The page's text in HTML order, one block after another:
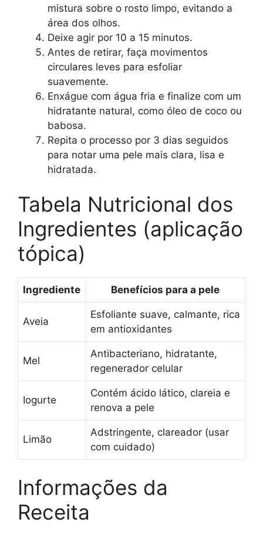
mistura sobre o rosto limpo, evitando a
área dos olhos.
Deixe agir por 10 a 15 minutos.
Antes de retirar, faça movimentos
circulares leves para esfoliar
suavemente.
Enxágue com água fria e finalize com um
hidratante natural, como óleo de coco ou
babosa.
Repita o processo por 3 dias seguidos
para notar uma pele mais clara, lisa e
hidratada.
Tabela Nutricional dos
Ingredientes (aplicação
tópica)
Ingrediente Benefícios para a pele
Aveia
Esfoliante suave, calmante, rica
em antioxidantes
Mel
Antibacteriano, hidratante,
regenerador celular
Iogurte
Contém ácido lático, clareia e
renova a pele
Limão
Adstringente, clareador (usar
com cuidado)
Informações da
Receita